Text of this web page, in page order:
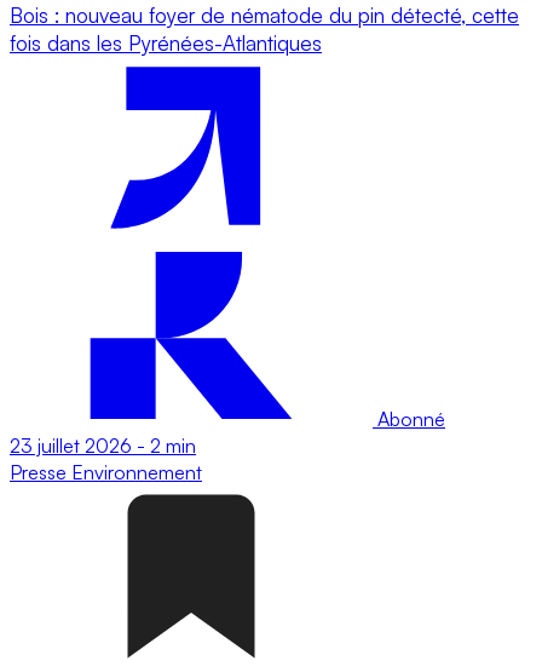
Bois : nouveau foyer de nématode du pin détecté, cette
fois dans les Pyrénées-Atlantiques
Abonné
23 juillet 2026 - 2 min
Presse Environnement